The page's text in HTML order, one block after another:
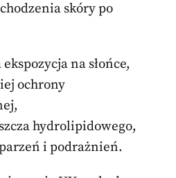
skóry po
na słońce,
ochrony
hydrolipidowego,
i podrażnień.